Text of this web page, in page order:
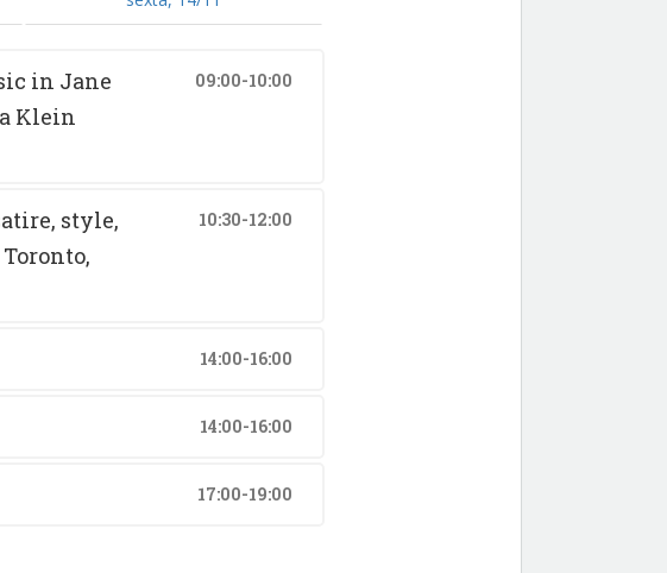
in Jane
Klein
09:00-10:00
style,
10:30-12:00
14:00-16:00
14:00-16:00
17:00-19:00